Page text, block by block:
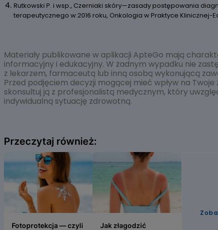
Rutkowski P. i wsp., Czerniaki skóry—zasady postępowania
terapeutycznego w 2016 roku, Onkologia w Praktyce Klinicznej-
Materiały publikowane w aplikacji ApteGo mają
informacyjny i edukacyjny. W żadnym wypadku nie
z lekarzem, farmaceutą lub inną osobą wykonującą
Przed podjęciem decyzji mogącej mieć wpływ na Twoje
skonsultuj ją z profesjonalistą medycznym, który
indywidualną sytuację zdrowotną.
Przeczytaj również:
Fotoprotekcja — czyli jak skutecznie chronić skórę
Fotoprotekcja — czyli
Jak złagodzić oparzenia
Jak złagodzić